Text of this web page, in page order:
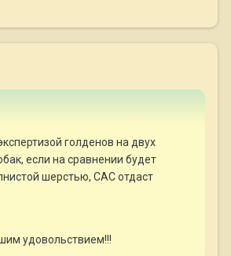
голденов на двух
если на сравнении будет
шерстью, САС отдаст
удовольствием!!!